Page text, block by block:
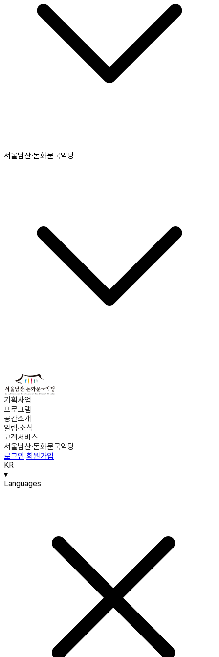
서울남산·돈화문국악당
기획사업
프로그램
공간소개
알림·소식
고객서비스
서울남산·돈화문국악당
로그인 회원가입
KR
▾
Languages